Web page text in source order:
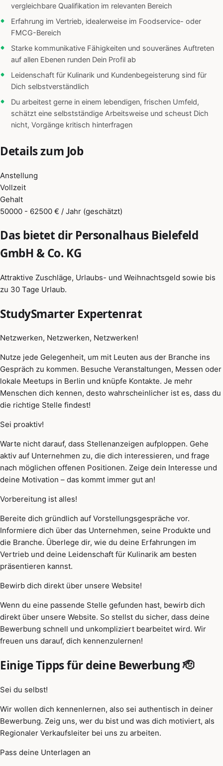
vergleichbare Qualifikation im relevanten Bereich
Erfahrung im Vertrieb, idealerweise im Foodservice- oder
FMCG-Bereich
Starke kommunikative Fähigkeiten und souveränes Auftreten
auf allen Ebenen runden Dein Profil ab
Leidenschaft für Kulinarik und Kundenbegeisterung sind für
Dich selbstverständlich
Du arbeitest gerne in einem lebendigen, frischen Umfeld,
schätzt eine selbstständige Arbeitsweise und scheust Dich
nicht, Vorgänge kritisch hinterfragen
Details zum Job
Anstellung
Vollzeit
Gehalt
50000 - 62500 € / Jahr (geschätzt)
Das bietet dir Personalhaus Bielefeld
GmbH & Co. KG
Attraktive Zuschläge, Urlaubs- und Weihnachtsgeld sowie bis
zu 30 Tage Urlaub.
StudySmarter Expertenrat
Netzwerken, Netzwerken, Netzwerken!
Nutze jede Gelegenheit, um mit Leuten aus der Branche ins
Gespräch zu kommen. Besuche Veranstaltungen, Messen oder
lokale Meetups in Berlin und knüpfe Kontakte. Je mehr
Menschen dich kennen, desto wahrscheinlicher ist es, dass du
die richtige Stelle findest!
Sei proaktiv!
Warte nicht darauf, dass Stellenanzeigen aufploppen. Gehe
aktiv auf Unternehmen zu, die dich interessieren, und frage
nach möglichen offenen Positionen. Zeige dein Interesse und
deine Motivation – das kommt immer gut an!
Vorbereitung ist alles!
Bereite dich gründlich auf Vorstellungsgespräche vor.
Informiere dich über das Unternehmen, seine Produkte und
die Branche. Überlege dir, wie du deine Erfahrungen im
Vertrieb und deine Leidenschaft für Kulinarik am besten
präsentieren kannst.
Bewirb dich direkt über unsere Website!
Wenn du eine passende Stelle gefunden hast, bewirb dich
direkt über unsere Website. So stellst du sicher, dass deine
Bewerbung schnell und unkompliziert bearbeitet wird. Wir
freuen uns darauf, dich kennenzulernen!
Einige Tipps für deine Bewerbung 🫡
Sei du selbst!
Wir wollen dich kennenlernen, also sei authentisch in deiner
Bewerbung. Zeig uns, wer du bist und was dich motiviert, als
Regionaler Verkaufsleiter bei uns zu arbeiten.
Pass deine Unterlagen an